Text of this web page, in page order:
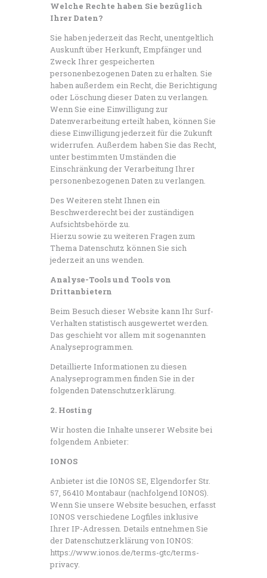
Welche Rechte haben Sie bezüglich
Ihrer Daten?
Sie haben jederzeit das Recht, unentgeltlich
Auskunft über Herkunft, Empfänger und
Zweck Ihrer gespeicherten
personenbezogenen Daten zu erhalten. Sie
haben außerdem ein Recht, die Berichtigung
oder Löschung dieser Daten zu verlangen.
Wenn Sie eine Einwilligung zur
Datenverarbeitung erteilt haben, können Sie
diese Einwilligung jederzeit für die Zukunft
widerrufen. Außerdem haben Sie das Recht,
unter bestimmten Umständen die
Einschränkung der Verarbeitung Ihrer
personenbezogenen Daten zu verlangen.
Des Weiteren steht Ihnen ein
Beschwerderecht bei der zuständigen
Aufsichtsbehörde zu.
Hierzu sowie zu weiteren Fragen zum
Thema Datenschutz können Sie sich
jederzeit an uns wenden.
Analyse-Tools und Tools von
Drittanbietern
Beim Besuch dieser Website kann Ihr Surf-
Verhalten statistisch ausgewertet werden.
Das geschieht vor allem mit sogenannten
Analyseprogrammen.
Detaillierte Informationen zu diesen
Analyseprogrammen finden Sie in der
folgenden Datenschutzerklärung.
2. Hosting
Wir hosten die Inhalte unserer Website bei
folgendem Anbieter:
IONOS
Anbieter ist die IONOS SE, Elgendorfer Str.
57, 56410 Montabaur (nachfolgend IONOS).
Wenn Sie unsere Website besuchen, erfasst
IONOS verschiedene Logfiles inklusive
Ihrer IP-Adressen. Details entnehmen Sie
der Datenschutzerklärung von IONOS:
https://www.ionos.de/terms-gtc/terms-
privacy.